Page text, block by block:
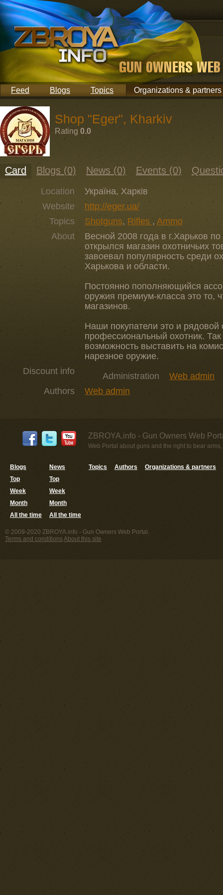
Feed Blogs Topics Organizations & partners
Shop "Eger", Kharkiv
Rating 0.0
Card Blogs (0) News (0) Events (0)
Location
Україна, Харків
Website
http://eger.ua/
Topics
Shotguns, Rifles, Ammo
About
Весной 2008 года в г.Харьков
открылся магазин охотничьих
завоевал популярность среди
Харькова и области.
Постоянно пополняющийся
оружия премиум-класса это то,
магазинов.
Наши покупатели это и рядовой
профессиональный охотник.
возможность выставить на
нарезное оружие.
Discount info
Administration
Web admin
Authors
Web admin
ZBROYA.info - Gun Owners Web
Web Portal about guns and the right to bear
Blogs
Top
Week
Month
All the time
News
Top
Week
Month
All the time
Topics Authors Organizations & partners
© 2009-2020 ZBROYA.info - Gun Owners Web Portal.
Terms and conditionsAbout this site